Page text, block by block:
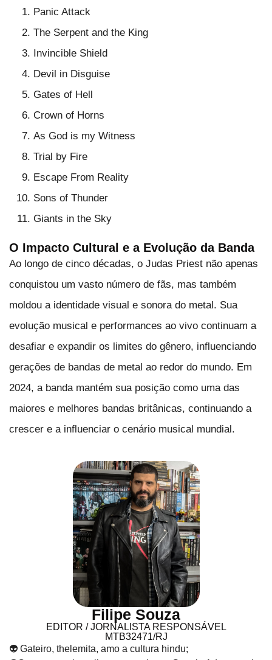
Panic Attack
The Serpent and the King
Invincible Shield
Devil in Disguise
Gates of Hell
Crown of Horns
As God is my Witness
Trial by Fire
Escape From Reality
Sons of Thunder
Giants in the Sky
O Impacto Cultural e a Evolução da Banda
Ao longo de cinco décadas, o Judas Priest não apenas
conquistou um vasto número de fãs, mas também
moldou a identidade visual e sonora do metal. Sua
evolução musical e performances ao vivo continuam a
desafiar e expandir os limites do gênero, influenciando
gerações de bandas de metal ao redor do mundo. Em
2024, a banda mantém sua posição como uma das
maiores e melhores bandas britânicas, continuando a
crescer e a influenciar o cenário musical mundial.
Filipe Souza
EDITOR / JORNALISTA RESPONSÁVEL
MTB32471/RJ
👽 Gateiro, thelemita, amo a cultura hindu;